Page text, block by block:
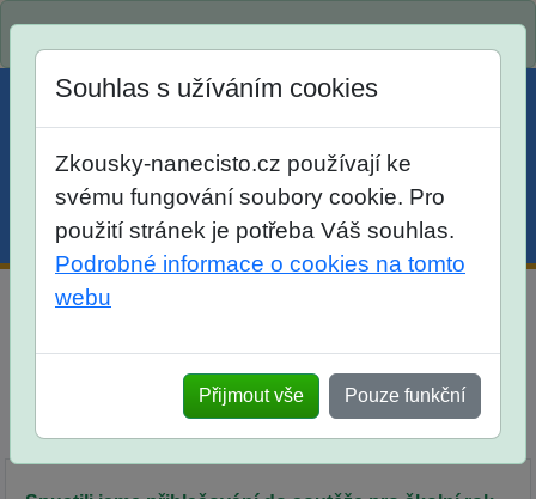
Menu Účet Košík
tříd
Popis Objednávka Síň slávy
Souhlas s užíváním cookies
Zkousky-nanecisto.cz používají ke
svému fungování soubory cookie. Pro
použití stránek je potřeba Váš souhlas.
Podrobné informace o cookies na tomto
webu
Přijmout vše Pouze funkční